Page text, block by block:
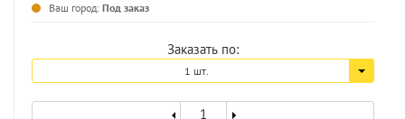
Ваш город: Под заказ
Заказать по:
1 шт.